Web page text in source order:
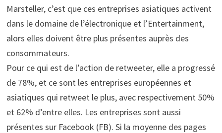
Marsteller, c’est que ces entreprises asiatiques activent
dans le domaine de l’électronique et l’Entertainment,
alors elles doivent être plus présentes auprès des
consommateurs.
Pour ce qui est de l’action de retweeter, elle a progressé
de 78%, et ce sont les entreprises européennes et
asiatiques qui retweet le plus, avec respectivement 50%
et 62% d’entre elles. Les entreprises sont aussi
présentes sur Facebook (FB). Si la moyenne des pages